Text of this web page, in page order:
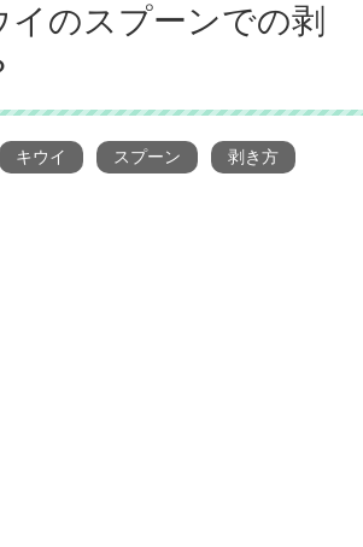
イのスプーンでの剥
キウイ スプーン 剥き方